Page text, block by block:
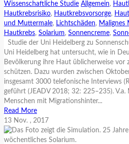
Wissenschaftliche Studie Allgemein,
Hautkrebsrisiko, Hautkrebsvorsorge,
und Muttermale, Lichtschäden, Malignes
Hautkrebs, Solarium, Sonnencreme,
Studie der Uni Heidelberg zu
Uni Heidelberg hat untersucht, wie in
Bevölkerung ihre Haut üblicherweise vor
schützen. Dazu wurden zwischen
insgesamt 3000 telefonische Interviews
geführt (JEADV 2018; 32: 225–235). V.a.
Menschen mit Migrationshinter...
Read More
13 Nov. , 2017